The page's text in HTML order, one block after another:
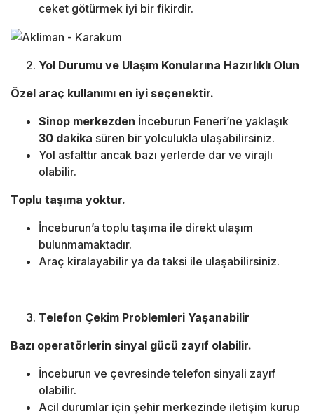
ceket götürmek iyi bir fikirdir.
Yol Durumu ve Ulaşım Konularına Hazırlıklı Olun
Özel araç kullanımı en iyi seçenektir.
Sinop merkezden İnceburun Feneri’ne yaklaşık
30 dakika süren bir yolculukla ulaşabilirsiniz.
Yol asfalttır ancak bazı yerlerde dar ve virajlı
olabilir.
Toplu taşıma yoktur.
İnceburun’a toplu taşıma ile direkt ulaşım
bulunmamaktadır.
Araç kiralayabilir ya da taksi ile ulaşabilirsiniz.
Telefon Çekim Problemleri Yaşanabilir
Bazı operatörlerin sinyal gücü zayıf olabilir.
İnceburun ve çevresinde telefon sinyali zayıf
olabilir.
Acil durumlar için şehir merkezinde iletişim kurup